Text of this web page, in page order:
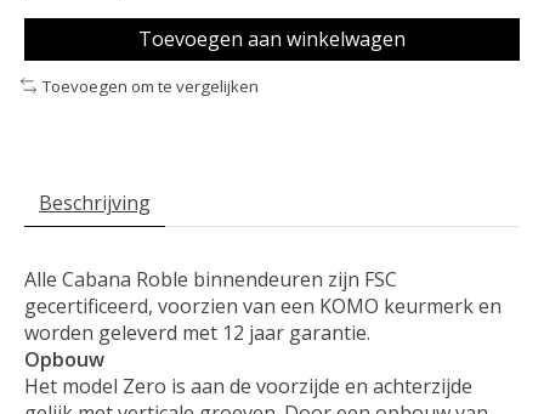
Toevoegen aan winkelwagen
Toevoegen om te vergelijken
Beschrijving
Alle Cabana Roble binnendeuren zijn FSC
gecertificeerd, voorzien van een KOMO keurmerk en
worden geleverd met 12 jaar garantie.
Opbouw
Het model Zero is aan de voorzijde en achterzijde